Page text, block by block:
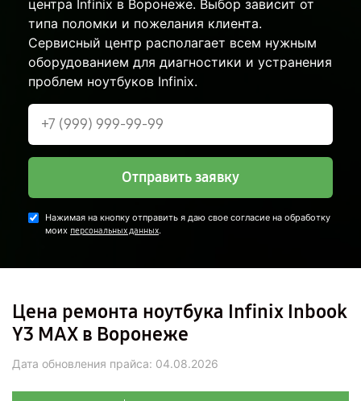
центра Infinix в Воронеже. Выбор зависит от
типа поломки и пожелания клиента.
Сервисный центр располагает всем нужным
оборудованием для диагностики и устранения
проблем ноутбуков Infinix.
Отправить заявку
Нажимая на кнопку отправить я даю свое согласие на обработку
моих персональных данных.
Цена ремонта ноутбука Infinix Inbook
Y3 MAX в Воронеже
Дата обновления прайса: 04.08.2026